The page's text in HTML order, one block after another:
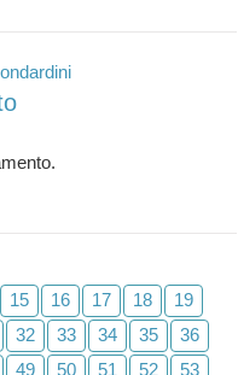
15 16 17 18
19
32 33 34 35
36
49 50 51 52 53